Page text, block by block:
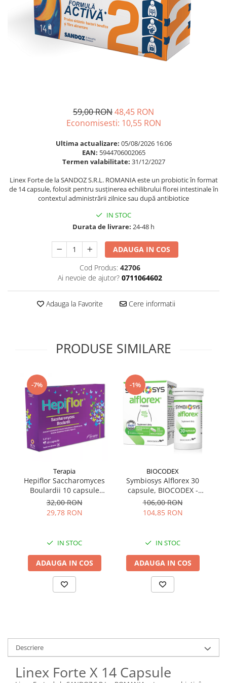
Omega 3
Par si unghii
Probiotice si prebiotice
Slabire si control greutate
Somn stres si anxietate
Supliment Calciu
Supliment Complexe
Supliment Magneziu
Supliment Vitamina E
Tincturi si Gemoderivate
Tuse gat si respiratie
Ingrijire par
Balsam masca si tratament
Produse cu SPF Pentru Fata
59,00 RON48,45 RON
Economisesti: 10,55 RON
Ultima actualizare: 05/08/2026 16:06
EAN: 5944706002065
Termen valabilitate: 31/12/2027
Linex Forte de la SANDOZ S.R.L. ROMANIA este un probiotic în format
de 14 capsule, folosit pentru susținerea echilibrului florei intestinale în
contextul administrării zilnice sau după antibiotice
IN STOC
Durata de livrare: 24-48 h
ADAUGA IN COS
Cod Produs: 42706
Ai nevoie de ajutor? 0711064602
Adauga la Favorite Cere informatii
PRODUSE SIMILARE
-7%
Terapia
Hepiflor Saccharomyces
Boulardii 10 capsule
Terapia
32,00 RON
29,78 RON
IN STOC
ADAUGA IN COS
-1%
BIOCODEX
Symbiosys Alflorex 30
capsule, BIOCODEX -
FRANTA
106,00 RON
104,85 RON
IN STOC
ADAUGA IN COS
Descriere
Linex Forte X 14 Capsule